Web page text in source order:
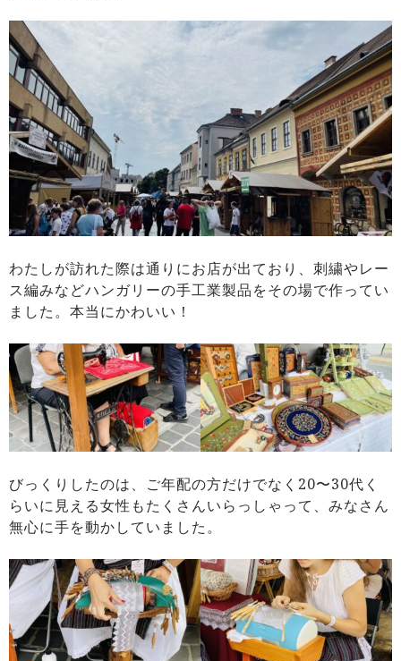
わたしが訪れた際は通りにお店が出ており、刺繍やレー
ス編みなどハンガリーの手工業製品をその場で作ってい
ました。本当にかわいい！
びっくりしたのは、ご年配の方だけでなく20〜30代く
らいに見える女性もたくさんいらっしゃって、みなさん
無心に手を動かしていました。